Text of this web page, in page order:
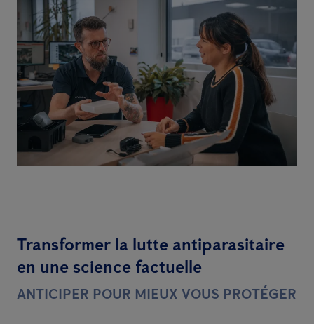
Transformer la lutte antiparasitaire
en une science factuelle
ANTICIPER POUR MIEUX VOUS PROTÉGER